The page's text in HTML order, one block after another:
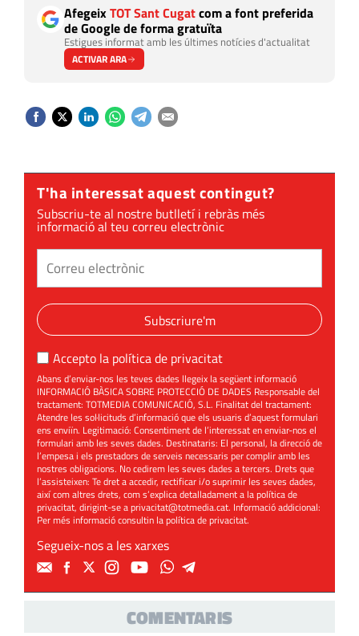
AfegeixTOT Sant Cugatcom a font preferida
de Google de forma gratuïta
Estigues informat amb les últimes notícies d'actualitat
ACTIVAR ARA
T'ha interessat aquest contingut?
Subscriu-te al nostre butlletí i rebràs més
informació al teu correu electrònic
Subscriure'm
Accepto la política de privacitat
Abans d’enviar-nos les teves dades llegeix la següent informació
INFORMACIÓ BÀSICA SOBRE PROTECCIÓ DE DADES Responsable del
tractament: TOTMEDIA COMUNICACIÓ, S.L. Finalitat del tractament:
Atendre les sol·licituds d’informació que els usuaris d’aquest formulari
ens enviïn. Legitimació: Consentiment de l’interessat en enviar-nos el
formulari amb les seves dades. Destinataris: El personal, la direcció de
l’empesa i els prestadors de serveis necessaris per complir amb les
nostres obligacions. No cedirem les seves dades a tercers. Drets que
l’assisteixen: Te dret a accedir, rectificar i/o suprimir les seves dades,
així com altres drets, com s’explica detalladament a la política de
privacitat, dirigint-se aprivacitat@totmedia.cat. Informació addicional:
Per més informació consultin lapolítica de privacitat.
Segueix-nos a les xarxes
COMENTARIS